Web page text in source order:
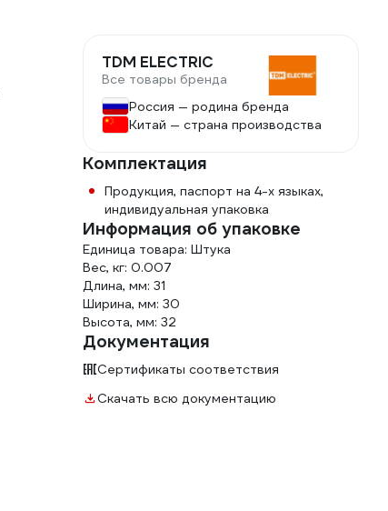
TDM ELECTRIC
Все товары бренда
Россия — родина бренда
Китай — страна производства
Комплектация
Продукция, паспорт на 4-х языках,
индивидуальная упаковка
Информация об упаковке
Единица товара: Штука
Вес, кг: 0.007
Длина, мм: 31
Ширина, мм: 30
Высота, мм: 32
Документация
Сертификаты соответствия
Скачать всю документацию